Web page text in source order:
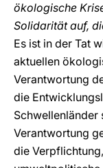
ökologische
Solidarität auf,
Es ist in der Tat
aktuellen
Verantwortung
die
Schwellenländer
Verantwortung
die